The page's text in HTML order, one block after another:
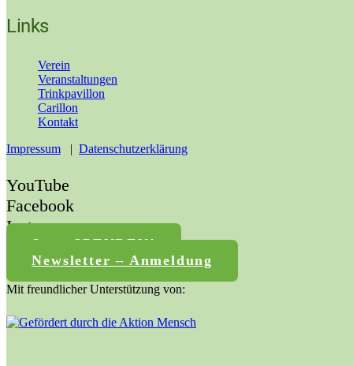
Links
Verein
Veranstaltungen
Trinkpavillon
Carillon
Kontakt
Impressum | Datenschutzerklärung
YouTube
Facebook
Instagram
Jetzt SPENDEN!
Newsletter – Anmeldung
Mit freundlicher Unterstützung von: